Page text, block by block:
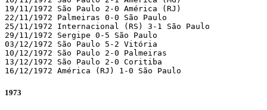
19/11/1972 São Paulo 2-0 América (RJ)
22/11/1972 Palmeiras 0-0 São Paulo
25/11/1972 Internacional (RS) 3-1 São Paulo
29/11/1972 Sergipe 0-5 São Paulo
03/12/1972 São Paulo 5-2 Vitória
10/12/1972 São Paulo 2-0 Palmeiras
13/12/1972 São Paulo 2-0 Coritiba
16/12/1972 América (RJ) 1-0 São Paulo
1973